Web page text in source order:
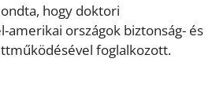
hogy doktori
amerikai országok biztonság- és
foglalkozott.